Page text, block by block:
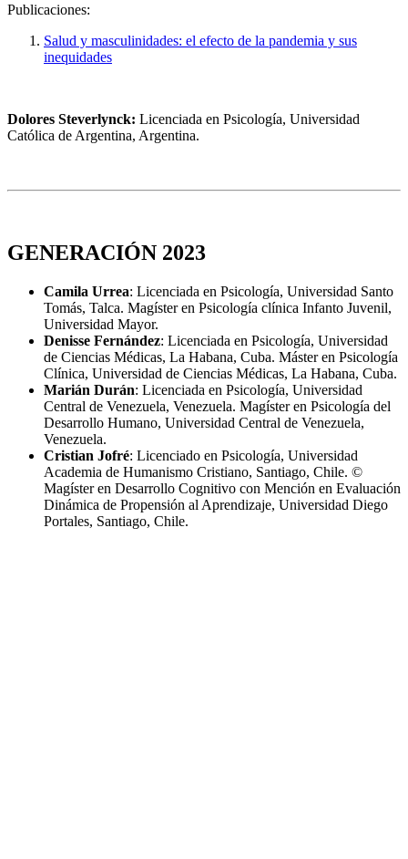
Publicaciones:
Salud y masculinidades: el efecto de la pandemia y sus
inequidades
Dolores Steverlynck: Licenciada en Psicología, Universidad
Católica de Argentina, Argentina.
GENERACIÓN 2023
Camila Urrea: Licenciada en Psicología, Universidad Santo
Tomás, Talca. Magíster en Psicología clínica Infanto Juvenil,
Universidad Mayor.
Denisse Fernández: Licenciada en Psicología, Universidad
de Ciencias Médicas, La Habana, Cuba. Máster en Psicología
Clínica, Universidad de Ciencias Médicas, La Habana, Cuba.
Marián Durán: Licenciada en Psicología, Universidad
Central de Venezuela, Venezuela. Magíster en Psicología del
Desarrollo Humano, Universidad Central de Venezuela,
Venezuela.
Cristian Jofré: Licenciado en Psicología, Universidad
Academia de Humanismo Cristiano, Santiago, Chile. ©
Magíster en Desarrollo Cognitivo con Mención en Evaluación
Dinámica de Propensión al Aprendizaje, Universidad Diego
Portales, Santiago, Chile.